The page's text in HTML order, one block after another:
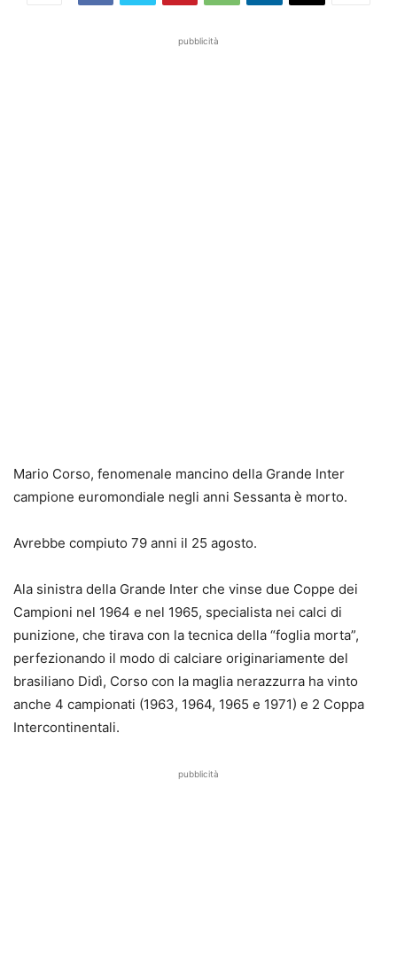
pubblicità
Mario Corso, fenomenale mancino della Grande Inter
campione euromondiale negli anni Sessanta è morto.
Avrebbe compiuto 79 anni il 25 agosto.
Ala sinistra della Grande Inter che vinse due Coppe dei
Campioni nel 1964 e nel 1965, specialista nei calci di
punizione, che tirava con la tecnica della “foglia morta”,
perfezionando il modo di calciare originariamente del
brasiliano Didì, Corso con la maglia nerazzurra ha vinto
anche 4 campionati (1963, 1964, 1965 e 1971) e 2 Coppa
Intercontinentali.
pubblicità